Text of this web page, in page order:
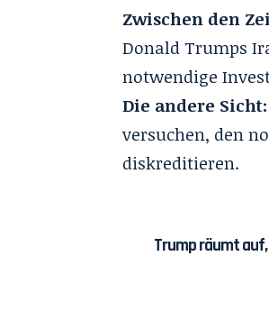
Zwischen den
Donald Trumps
notwendige
Die andere Sicht:
versuchen, den
diskreditieren.
Trump räumt